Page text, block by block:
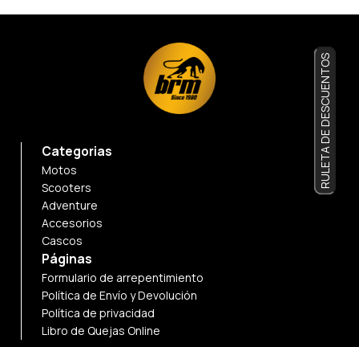
Categorias
Motos
Scooters
Adventure
Accesorios
Cascos
Páginas
Formulario de arrepentimiento
Política de Envío y Devolución
Política de privacidad
Libro de Quejas Online
RULETA DE DESCUENTOS